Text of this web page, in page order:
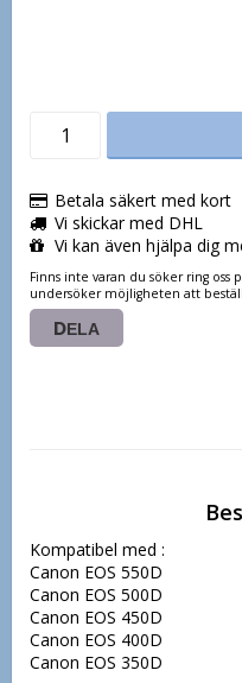
Betala säkert med kort
Vi skickar med DHL
Vi kan även hjälpa dig
Finns inte varan du söker ring oss
undersöker möjligheten att
DELA
Kompatibel med :
Canon EOS 550D
Canon EOS 500D
Canon EOS 450D
Canon EOS 400D
Canon EOS 350D